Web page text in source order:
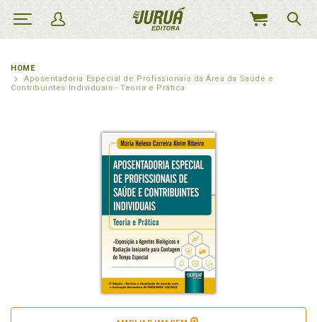
MEU
HOME
Aposentadoria Especial de Profissionais da Área da Saúde e
Contribuintes Individuais - Teoria e Prática